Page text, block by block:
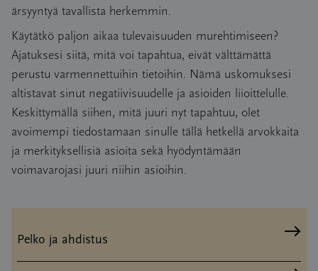
ärsyyntyä tavallista herkemmin.
Käytätkö paljon aikaa tulevaisuuden murehtimiseen?
Ajatuksesi siitä, mitä voi tapahtua, eivät välttämättä
perustu varmennettuihin tietoihin. Nämä uskomuksesi
altistavat sinut negatiivisuudelle ja asioiden liioittelulle.
Keskittymällä siihen, mitä juuri nyt tapahtuu, olet
avoimempi tiedostamaan sinulle tällä hetkellä arvokkaita
ja merkityksellisiä asioita sekä hyödyntämään
voimavarojasi juuri niihin asioihin.
Pelko ja ahdistus